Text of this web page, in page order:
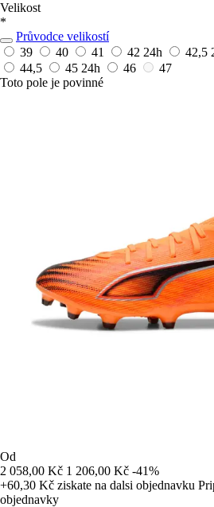
Velikost
*
Průvodce velikostí
39
40 41 42 24h 42,5
44,5
45 24h 46
47
Toto pole je povinné
Od
2 058,00 Kč 1 206,00 Kč -41%
+60,30 Kč ziskate na dalsi objednavku
objednavky